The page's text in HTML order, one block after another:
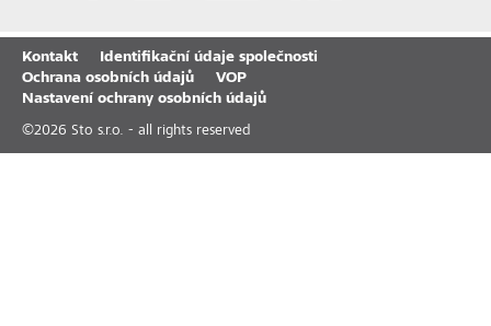
Kontakt
Identifikační údaje společnosti
Ochrana osobních údajů
VOP
Nastavení ochrany osobních údajů
©2026 Sto s.r.o. - all rights reserved